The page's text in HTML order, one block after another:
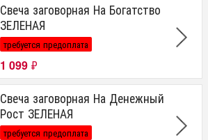
Свеча заговорная На Богатство
ЗЕЛЕНАЯ
требуется предоплата
1 099 ₽
Свеча заговорная На Денежный
Рост ЗЕЛЕНАЯ
требуется предоплата